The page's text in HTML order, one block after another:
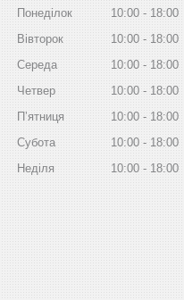
Понеділок 10:00
18:00
Вівторок
10:00
18:00
Середа
10:00
18:00
Четвер
10:00
18:00
Пʼятниця
10:00
18:00
Субота
10:00
18:00
Неділя
10:00 18:00